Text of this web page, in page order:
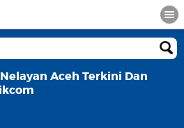
Aceh Terkini Dan